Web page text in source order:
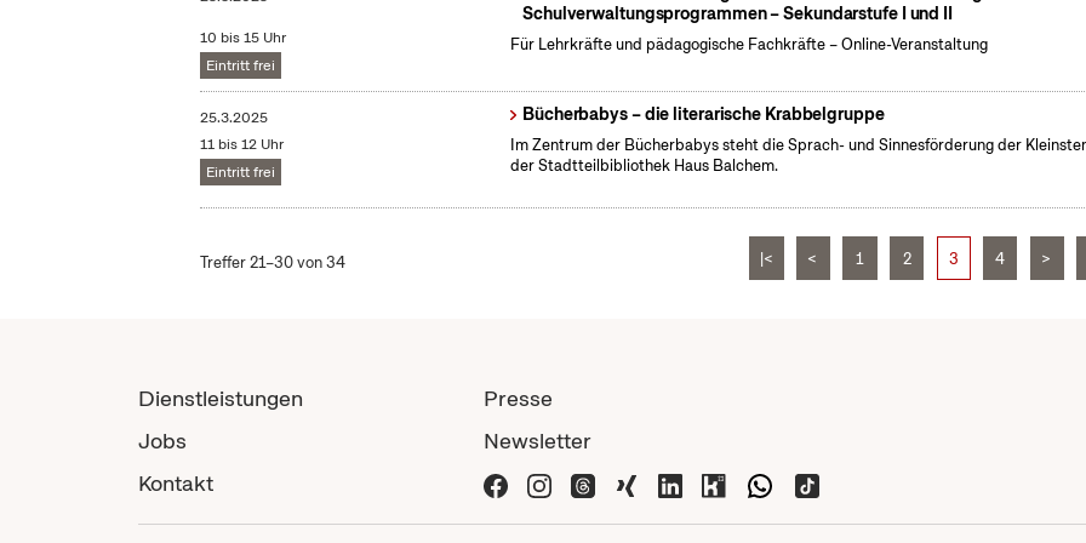
10 bis 15 Uhr
Eintritt frei
Schulverwaltungsprogrammen – Sekundarstufe I und II
Für Lehrkräfte und pädagogische Fachkräfte – Online-Veranstaltung
25.3.2025
11 bis 12 Uhr
Eintritt frei
Bücherbabys – die literarische Krabbelgruppe
Im Zentrum der Bücherbabys steht die Sprach- und Sinnesförderung der
der Stadtteilbibliothek Haus Balchem.
Treffer 21–30 von 34 |< < 1 2 3 4 >
Dienstleistungen
Jobs
Kontakt
Presse
Newsletter